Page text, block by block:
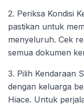
2. Periksa Kondisi
pastikan untuk
menyeluruh. Cek
semua dokumen
3. Pilih Kendaraan
dengan keluarga
Hiace. Untuk